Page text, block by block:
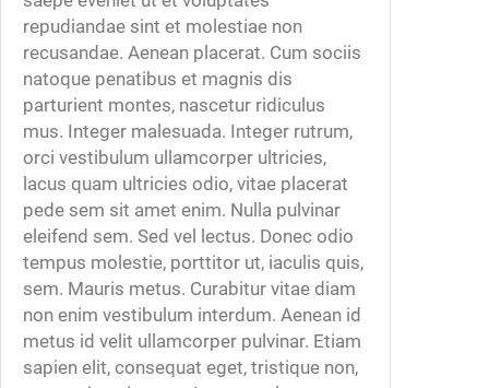
repudiandae sint et molestiae non
recusandae. Aenean placerat. Cum sociis
natoque penatibus et magnis dis
parturient montes, nascetur ridiculus
mus. Integer malesuada. Integer rutrum,
orci vestibulum ullamcorper ultricies,
lacus quam ultricies odio, vitae placerat
pede sem sit amet enim. Nulla pulvinar
eleifend sem. Sed vel lectus. Donec odio
tempus molestie, porttitor ut, iaculis quis,
sem. Mauris metus. Curabitur vitae diam
non enim vestibulum interdum. Aenean id
metus id velit ullamcorper pulvinar. Etiam
sapien elit, consequat eget, tristique non,